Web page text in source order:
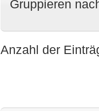
Gruppieren
Anzahl der